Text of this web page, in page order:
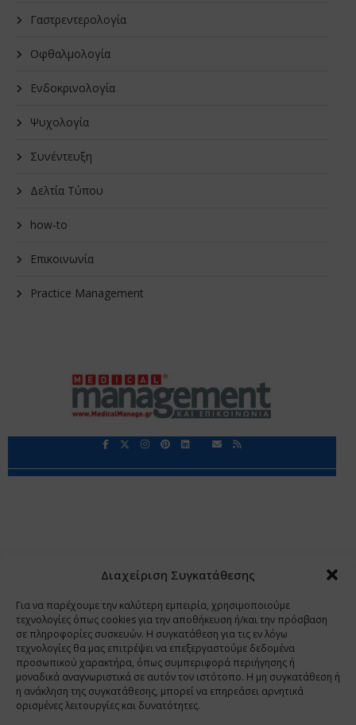
Διαχείριση Συγκατάθεσης
Για να παρέχουμε την καλύτερη εμπειρία, χρησιμοποιούμε
τεχνολογίες όπως cookies για την αποθήκευση ή/και την πρόσβαση
σε πληροφορίες συσκευών. Η συγκατάθεση για τις εν λόγω
τεχνολογίες θα μας επιτρέψει να επεξεργαστούμε δεδομένα
προσωπικού χαρακτήρα, όπως συμπεριφορά περιήγησης ή
μοναδικά αναγνωριστικά σε αυτόν τον ιστότοπο. Η μη συγκατάθεση ή
η ανάκληση της συγκατάθεσης, μπορεί να επηρεάσει αρνητικά
ορισμένες λειτουργίες και δυνατότητες.
Γαστρεντερολογία
Οφθαλμολογία
Ενδοκρινολογία
Ψυχολογία
Συνέντευξη
Δελτία Τύπου
how-to
Επικοινωνία
Practice Management
Copyright 2009 - 2026 © Χαραμή Α.Ε.
www.PharmaManage.gr • www.HealthExpo.gr • www.YO.gr
•
www.GreekShares.com • www.eLearning-
PharmaManage.gr • www.Charami-SA.gr